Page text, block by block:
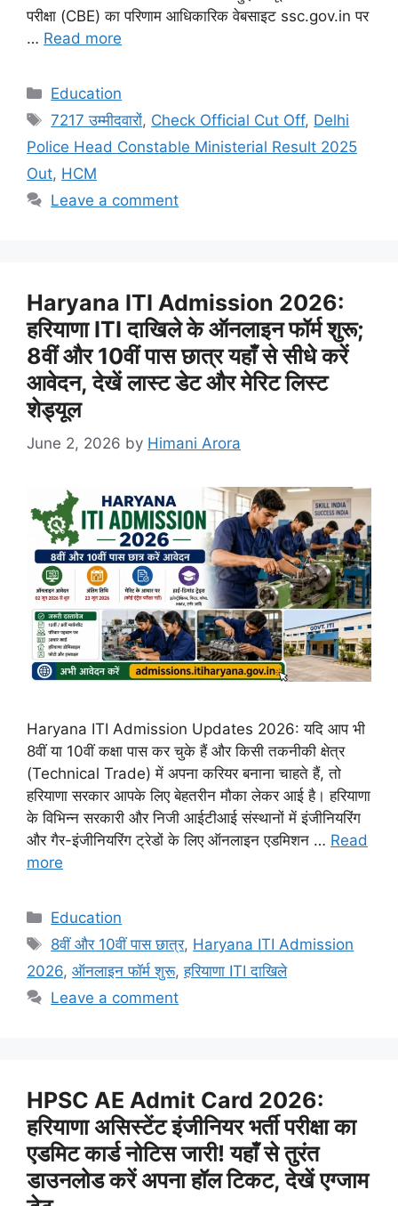
परीक्षा (CBE) का परिणाम आधिकारिक वेबसाइट ssc.gov.in पर
… Read more
Categories
Education
Tags
7217 उम्मीदवारों, Check Official Cut Off, Delhi
Police Head Constable Ministerial Result 2025
Out, HCM
Leave a comment
Haryana ITI Admission 2026:
हरियाणा ITI दाखिले के ऑनलाइन फॉर्म शुरू;
8वीं और 10वीं पास छात्र यहाँ से सीधे करें
आवेदन, देखें लास्ट डेट और मेरिट लिस्ट
शेड्यूल
June 2, 2026 by Himani Arora
Haryana ITI Admission Updates 2026: यदि आप भी
8वीं या 10वीं कक्षा पास कर चुके हैं और किसी तकनीकी क्षेत्र
(Technical Trade) में अपना करियर बनाना चाहते हैं, तो
हरियाणा सरकार आपके लिए बेहतरीन मौका लेकर आई है। हरियाणा
के विभिन्न सरकारी और निजी आईटीआई संस्थानों में इंजीनियरिंग
और गैर-इंजीनियरिंग ट्रेडों के लिए ऑनलाइन एडमिशन … Read
more
Categories
Education
Tags
8वीं और 10वीं पास छात्र, Haryana ITI Admission
2026, ऑनलाइन फॉर्म शुरू,हरियाणा ITI दाखिले
Leave a comment
HPSC AE Admit Card 2026:
हरियाणा असिस्टेंट इंजीनियर भर्ती परीक्षा का
एडमिट कार्ड नोटिस जारी! यहाँ से तुरंत
डाउनलोड करें अपना हॉल टिकट, देखें एग्जाम